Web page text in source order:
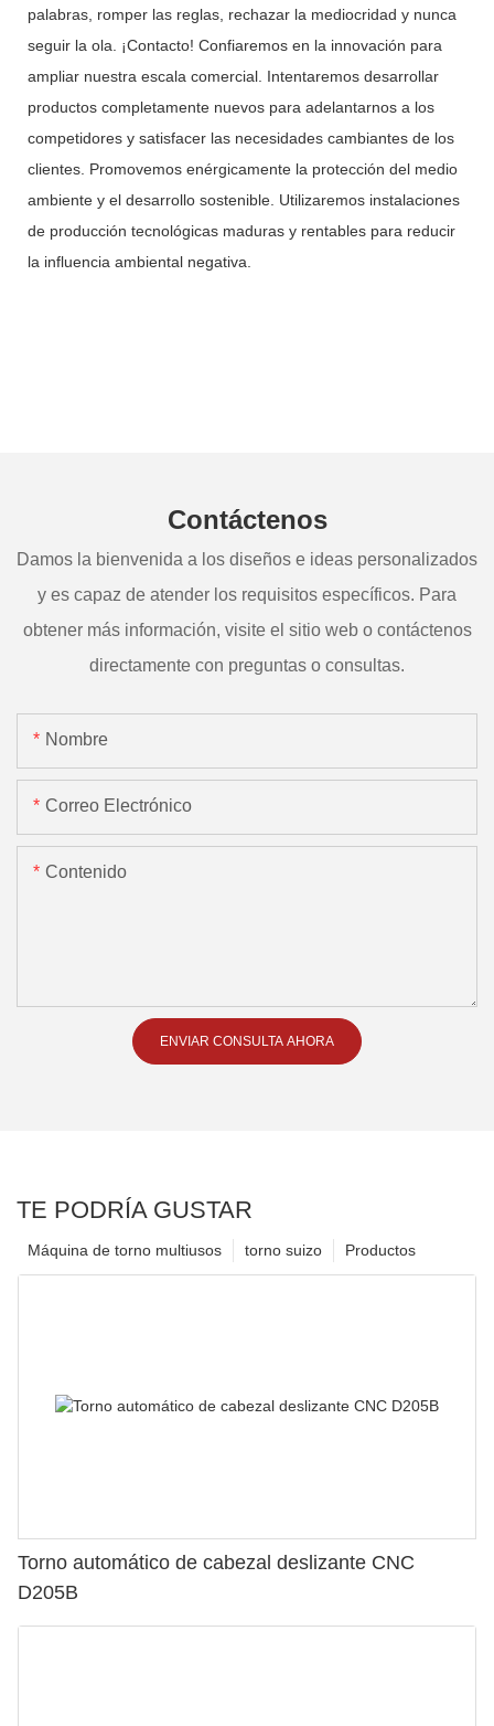
palabras, romper las reglas, rechazar la mediocridad y nunca
seguir la ola. ¡Contacto! Confiaremos en la innovación para
ampliar nuestra escala comercial. Intentaremos desarrollar
productos completamente nuevos para adelantarnos a los
competidores y satisfacer las necesidades cambiantes de los
clientes. Promovemos enérgicamente la protección del medio
ambiente y el desarrollo sostenible. Utilizaremos instalaciones
de producción tecnológicas maduras y rentables para reducir
la influencia ambiental negativa.
Contáctenos
Damos la bienvenida a los diseños e ideas personalizados
y es capaz de atender los requisitos específicos. Para
obtener más información, visite el sitio web o contáctenos
directamente con preguntas o consultas.
Nombre
Correo Electrónico
Contenido
ENVIAR CONSULTA AHORA
TE PODRÍA GUSTAR
Productos
torno suizo
Máquina de torno multiusos
Torno automático de cabezal deslizante CNC
D205B